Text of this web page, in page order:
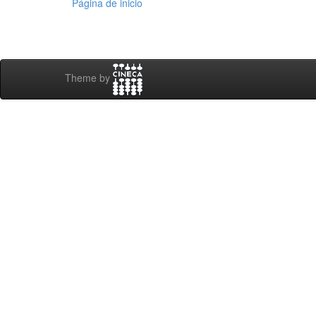
Página de inicio
Theme by